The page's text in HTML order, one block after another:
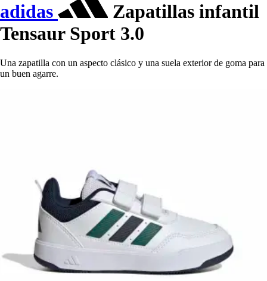
adidas
Zapatillas infantil
Tensaur Sport 3.0
Una zapatilla con un aspecto clásico y una suela exterior de goma para
un buen agarre.